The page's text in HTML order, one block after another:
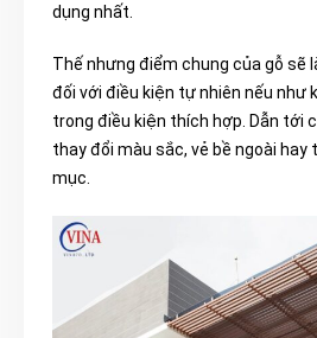
dụng nhất.
Thế nhưng điểm chung của gỗ sẽ
đối với điều kiện tự nhiên nếu như
trong điều kiện thích hợp. Dẫn tới
thay đổi màu sắc, vẻ bề ngoài hay
mục.